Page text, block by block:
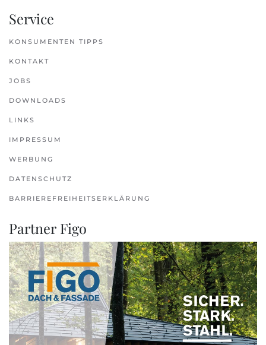
Service
KONSUMENTEN TIPPS
KONTAKT
JOBS
DOWNLOADS
LINKS
IMPRESSUM
WERBUNG
DATENSCHUTZ
BARRIEREFREIHEITSERKLÄRUNG
Partner Figo